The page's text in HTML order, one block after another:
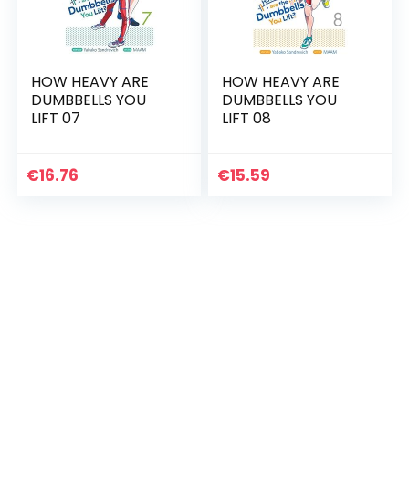
HOW HEAVY ARE
DUMBBELLS YOU
LIFT 07
€16.76
HOW HEAVY ARE
DUMBBELLS YOU
LIFT 08
€15.59